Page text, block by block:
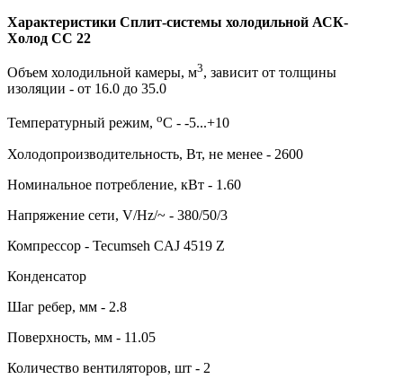
Характеристики Сплит-системы холодильной АСК-
Холод CC 22
Объем холодильной камеры, м3, зависит от толщины
изоляции - от 16.0 до 35.0
Температурный режим, оС - -5...+10
Холодопроизводительность, Вт, не менее - 2600
Номинальное потребление, кВт - 1.60
Напряжение сети, V/Hz/~ - 380/50/3
Компрессор - Tecumseh CAJ 4519 Z
Конденсатор
Шаг ребер, мм - 2.8
Поверхность, мм - 11.05
Количество вентиляторов, шт - 2